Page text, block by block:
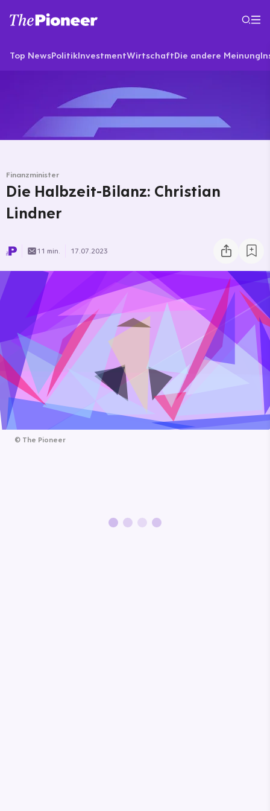
Top NewsPolitikInvestmentWirtschaftDie andere Meinung
Finanzminister
Die Halbzeit-Bilanz: Christian
Lindner
11 min. 17.07.2023
© The Pioneer